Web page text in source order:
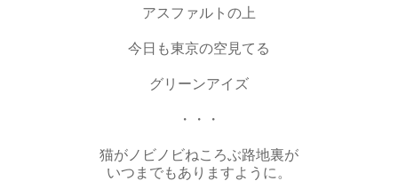
アスファルトの上
今日も東京の空見てる
グリーンアイズ
・・・
猫がノビノビねころぶ路地裏が
いつまでもありますように。